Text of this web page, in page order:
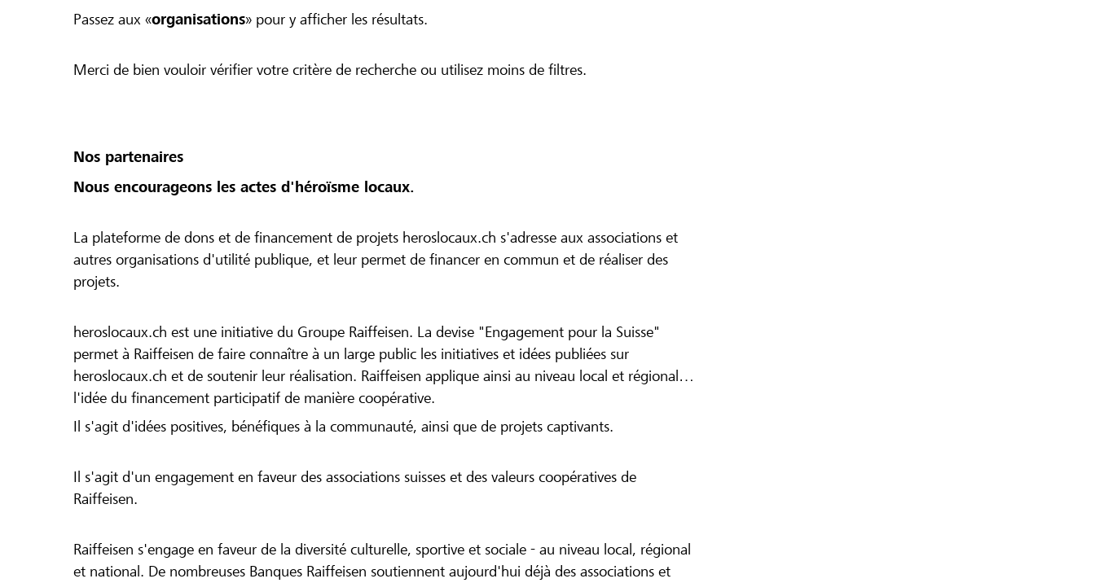
Passez aux «organisations» pour y afficher les résultats.
Merci de bien vouloir vérifier votre critère de recherche ou utilisez moins de filtres.
Nos partenaires
Nous encourageons les actes d'héroïsme locaux.
La plateforme de dons et de financement de projets heroslocaux.ch s'adresse aux associations et
autres organisations d'utilité publique, et leur permet de financer en commun et de réaliser des
projets.
heroslocaux.ch est une initiative du Groupe Raiffeisen. La devise "Engagement pour la Suisse"
permet à Raiffeisen de faire connaître à un large public les initiatives et idées publiées sur
heroslocaux.ch et de soutenir leur réalisation. Raiffeisen applique ainsi au niveau local et régional
l'idée du financement participatif de manière coopérative.
Il s'agit d'idées positives, bénéfiques à la communauté, ainsi que de projets captivants.
Il s'agit d'un engagement en faveur des associations suisses et des valeurs coopératives de
Raiffeisen.
Raiffeisen s'engage en faveur de la diversité culturelle, sportive et sociale - au niveau local, régional
et national. De nombreuses Banques Raiffeisen soutiennent aujourd'hui déjà des associations et